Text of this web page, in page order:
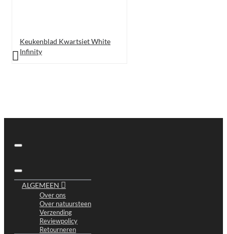
Keukenblad Kwartsiet White
Infinity
ALGEMEEN
Over ons
Over natuursteen
Verzending
Reviewpolicy
Retourneren